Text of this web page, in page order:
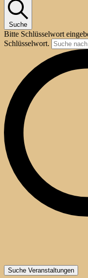
Suche
Bitte Schlüsselwort
Schlüsselwort.
Suche Veranstaltungen